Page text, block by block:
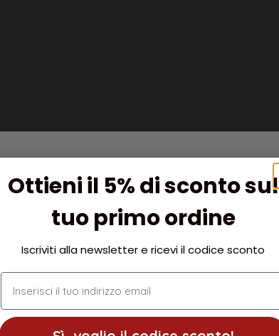
Ottieni il 5% di sconto sul
tuo primo ordine
Iscriviti alla newsletter e ricevi il codice sconto
indirizzo email